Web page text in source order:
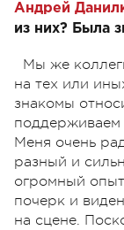
Андрей
из них? Была
Мы же
на тех или
знакомы
поддерживаем
Меня очень
разный и
огромный
почерк и
на сцене.